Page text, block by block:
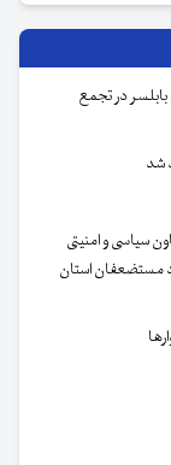
بابلسر در تجمع
شد
سیاسی و امنیتی
مستضعفان استان